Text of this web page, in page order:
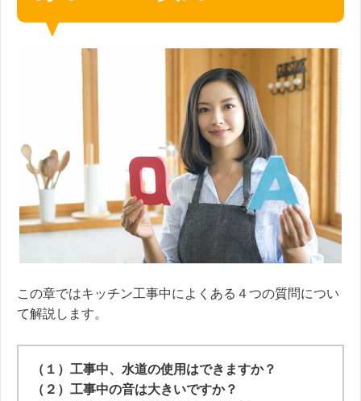
この章ではキッチン工事中によくある４つの質問につい
て解説します。
（１）工事中、水道の使用はできますか？
（２）工事中の音は大きいですか？